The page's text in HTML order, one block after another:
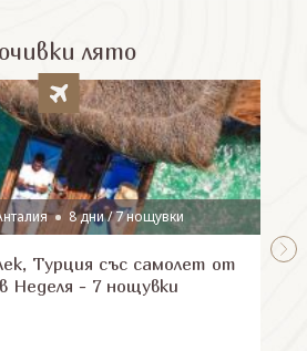
лято
8 дни / 7 нощувки
Турция със самолет от
Неделя - 7 нощувки